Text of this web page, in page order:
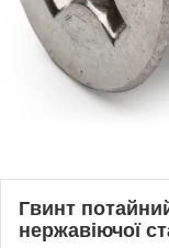
Гвинт
нержавіючої